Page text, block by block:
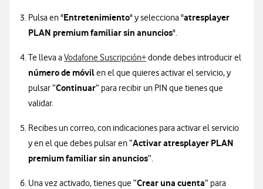
Pulsa en "Entretenimiento" y selecciona "atresplayer
PLAN premium familiar sin anuncios".
Te lleva aVodafone Suscripción+Información sobre Suscripción+
donde debes introducir el
número de móvilen el que quieres activar el servicio, y
pulsar “Continuar” para recibir un PIN que tienes que
validar.
Recibes un correo, con indicaciones para activar el servicio
y en el que debes pulsar en “Activar atresplayer PLAN
premium familiar sin anuncios”.
Una vez activado, tienes que “Crear una cuenta” para